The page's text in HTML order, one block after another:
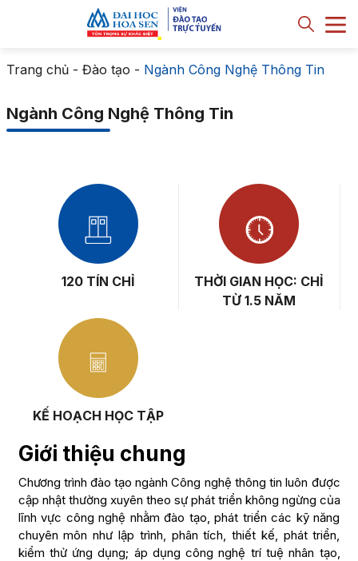
Trang chủ- Đào tạo - Ngành Công Nghệ Thông Tin
Ngành Công Nghệ Thông Tin
120 TÍN CHỈ
THỜI GIAN HỌC: CHỈ
TỪ 1.5 NĂM
KẾ HOẠCH HỌC TẬP
Giới thiệu chung
Chương trình đào tạo ngành Công nghệ thông tin luôn được
cập nhật thường xuyên theo sự phát triển không ngừng của
lĩnh vực công nghệ nhằm đào tạo, phát triển các kỹ năng
chuyên môn như lập trình, phân tích, thiết kế, phát triển,
kiểm thử ứng dụng; áp dụng công nghệ trí tuệ nhân tạo,